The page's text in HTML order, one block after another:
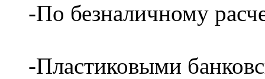
-По безналичному
-Пластиковыми